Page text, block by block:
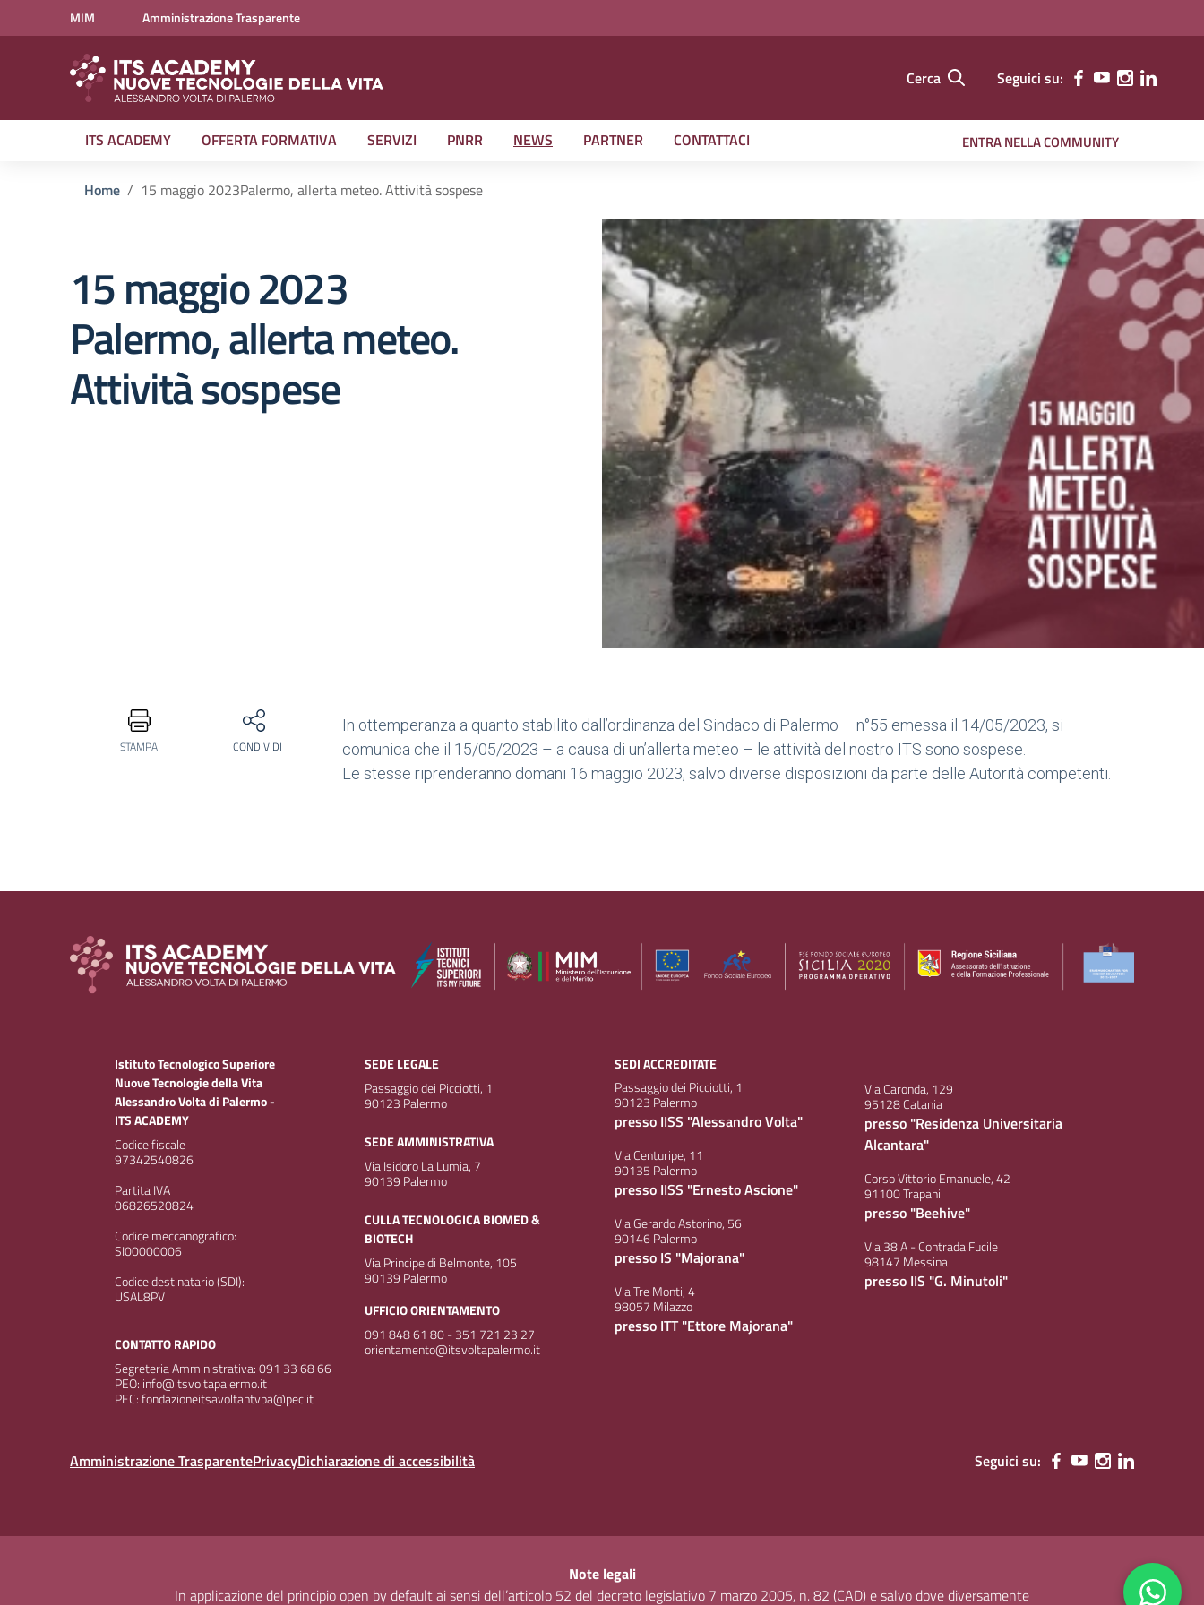
Vai ai contenuti
Vai al menu di navigazione
MIM Amministrazione Trasparente
Cerca Seguici su:
ITS ACADEMY OFFERTA FORMATIVA SERVIZI PNRR NEWS PARTNER CONTATTACI ENTRA NELLA COMMUNITY
Home 15 maggio 2023Palermo, allerta meteo. Attività sospese
15 maggio 2023
Palermo, allerta meteo.
Attività sospese
In ottemperanza a quanto stabilito dall’ordinanza del Sindaco di Palermo – n°55 emessa il 14/05/2023, si
comunica che il 15/05/2023 – a causa di un’allerta meteo – le attività del nostro ITS sono sospese.
Le stesse riprenderanno domani 16 maggio 2023, salvo diverse disposizioni da parte delle Autorità competenti.
STAMPA CONDIVIDI
Istituto Tecnologico Superiore
Nuove Tecnologie della Vita
Alessandro Volta di Palermo -
ITS ACADEMY
Codice fiscale
97342540826
Partita IVA
06826520824
Codice meccanografico:
SI00000006
Codice destinatario (SDI):
USAL8PV
CONTATTO RAPIDO
Segreteria Amministrativa: 091 33 68 66
PEO: info@itsvoltapalermo.it
PEC: fondazioneitsavoltantvpa@pec.it
SEDE LEGALE
Passaggio dei Picciotti, 1
90123 Palermo
SEDE AMMINISTRATIVA
Via Isidoro La Lumia, 7
90139 Palermo
CULLA TECNOLOGICA BIOMED &
BIOTECH
Via Principe di Belmonte, 105
90139 Palermo
UFFICIO ORIENTAMENTO
091 848 61 80 - 351 721 23 27
orientamento@itsvoltapalermo.it
SEDI ACCREDITATE
Passaggio dei Picciotti, 1
90123 Palermo
presso IISS "Alessandro Volta"
Via Centuripe, 11
90135 Palermo
presso IISS "Ernesto Ascione"
Via Gerardo Astorino, 56
90146 Palermo
presso IS "Majorana"
Via Tre Monti, 4
98057 Milazzo
presso ITT "Ettore Majorana"
Via Caronda, 129
95128 Catania
presso "Residenza Universitaria
Alcantara"
Corso Vittorio Emanuele, 42
91100 Trapani
presso "Beehive"
Via 38 A - Contrada Fucile
98147 Messina
presso IIS "G. Minutoli"
Amministrazione TrasparentePrivacyDichiarazione di accessibilità Seguici su:
Note legali
In applicazione del principio open by default ai sensi dell’articolo 52 del decreto legislativo 7 marzo 2005, n. 82 (CAD) e salvo dove diversamente